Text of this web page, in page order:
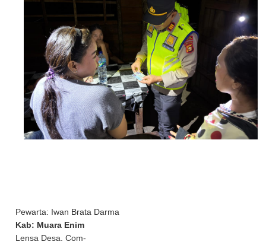
Pewarta: Iwan Brata Darma
Kab: Muara Enim
Lensa Desa. Com-